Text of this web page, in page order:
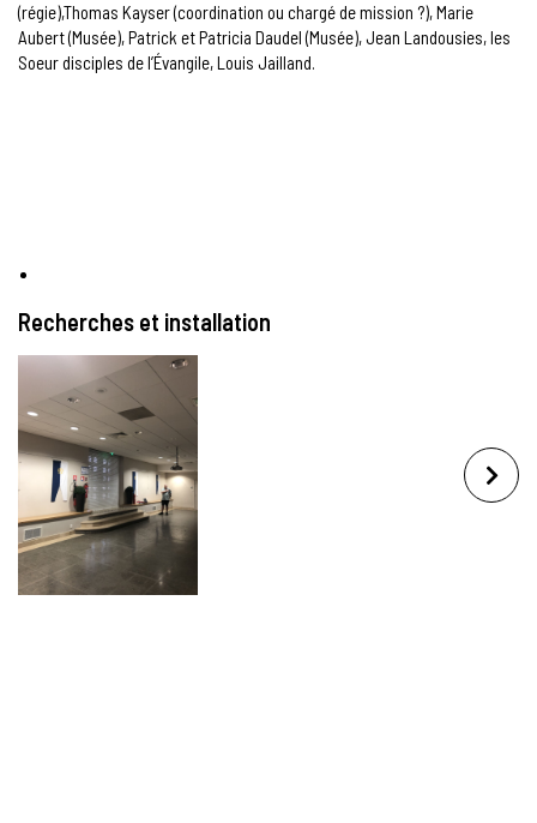
(régie),Thomas Kayser (coordination ou chargé de mission ?), Marie
Aubert (Musée), Patrick et Patricia Daudel (Musée), Jean Landousies, les
Soeur disciples de l’Évangile, Louis Jailland.
Recherches et installation